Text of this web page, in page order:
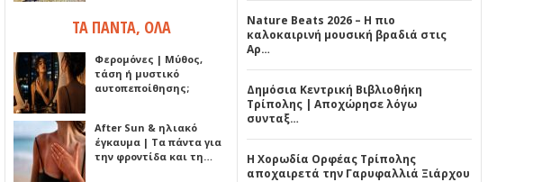
ΤΑ ΠΑΝΤΑ, ΟΛΑ
Φερομόνες | Μύθος,
τάση ή μυστικό
αυτοπεποίθησης;
After Sun & ηλιακό
έγκαυμα | Τα πάντα για
την φροντίδα και τη…
Nature Beats 2026 – Η πιο
καλοκαιρινή μουσική βραδιά στις
Αρ…
Δημόσια Κεντρική Βιβλιοθήκη
Τρίπολης | Αποχώρησε λόγω
συνταξ…
Η Χορωδία Ορφέας Τρίπολης
αποχαιρετά την Γαρυφαλλιά Ξιάρχου